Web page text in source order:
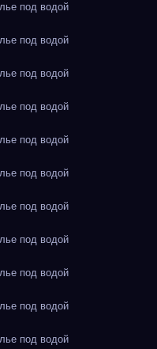
под водой
под водой
под водой
под водой
под водой
под водой
под водой
под водой
под водой
под водой
под водой